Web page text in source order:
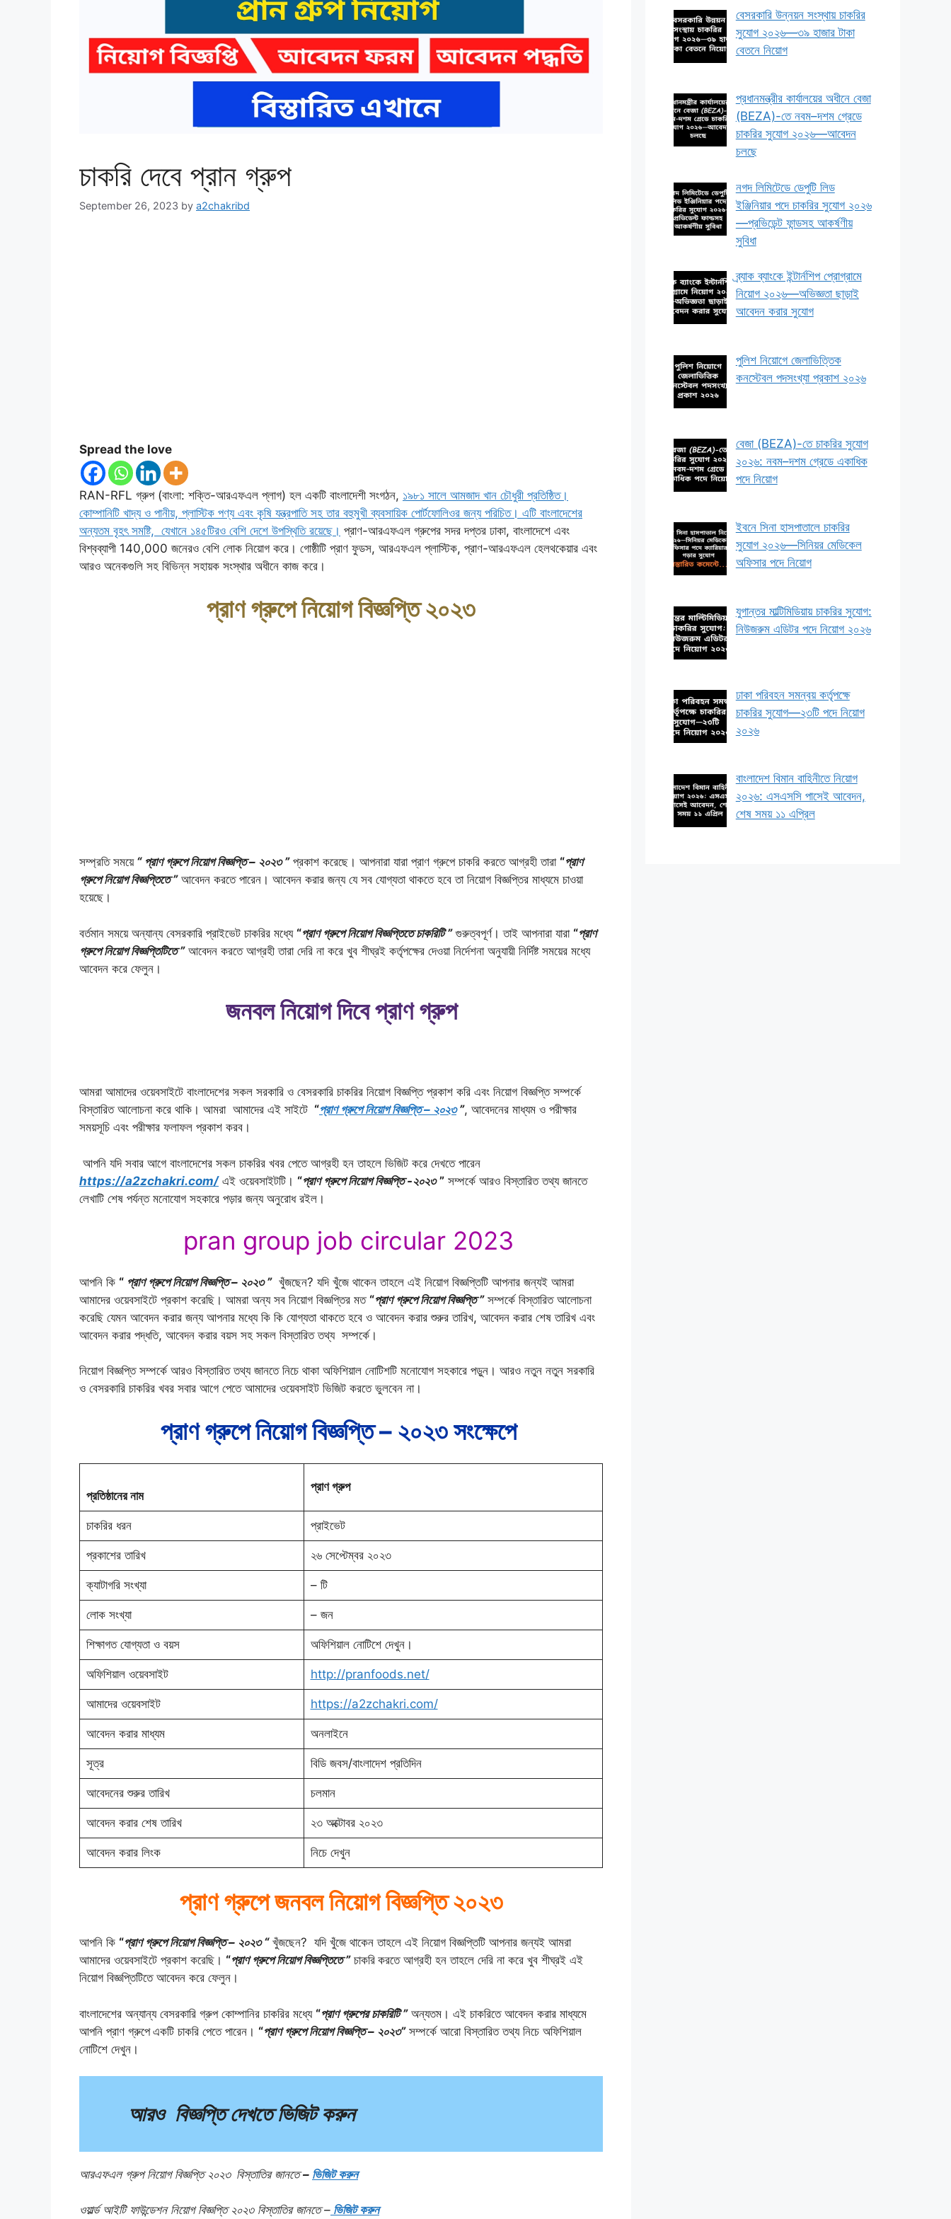
চাকরি দেবে প্রান গ্রুপ
September 26, 2023 by a2chakribd
Spread the love
RAN-RFL গ্রুপ (বাংলা: শক্তি-আরএফএল প্লাগ) হল একটি বাংলাদেশী সংগঠন, ১৯৮১ সালে আমজাদ খান চৌধুরী প্রতিষ্ঠিত।
কোম্পানিটি খাদ্য ও পানীয়, প্লাস্টিক পণ্য এবং কৃষি যন্ত্রপাতি সহ তার বহুমুখী ব্যবসায়িক পোর্টফোলিওর জন্য পরিচিত। এটি বাংলাদেশের
অন্যতম বৃহৎ সমষ্টি, যেখানে ১৪৫টিরও বেশি দেশে উপস্থিতি রয়েছে। প্রাণ-আরএফএল গ্রুপের সদর দপ্তর ঢাকা, বাংলাদেশে এবং
বিশ্বব্যাপী 140,000 জনেরও বেশি লোক নিয়োগ করে। গোষ্ঠীটি প্রাণ ফুডস, আরএফএল প্লাস্টিক, প্রাণ-আরএফএল হেলথকেয়ার এবং
আরও অনেকগুলি সহ বিভিন্ন সহায়ক সংস্থার অধীনে কাজ করে।
প্রাণ গ্রুপে নিয়োগ বিজ্ঞপ্তি ২০২৩
সম্প্রতি সময়ে “ প্রাণ গ্রুপে নিয়োগ বিজ্ঞপ্তি – ২০২৩ ”প্রকাশ করেছে। আপনারা যারা প্রাণ গ্রুপে চাকরি করতে আগ্রহী তারা “প্রাণ
গ্রুপে নিয়োগ বিজ্ঞপ্তিতে ”আবেদন করতে পারেন। আবেদন করার জন্য যে সব যোগ্যতা থাকতে হবে তা নিয়োগ বিজ্ঞপ্তির মাধ্যমে চাওয়া
হয়েছে।
বর্তমান সময়ে অন্যান্য বেসরকারি প্রাইভেট চাকরির মধ্যে “প্রাণ গ্রুপে নিয়োগ বিজ্ঞপ্তিতে চাকরিটি ”গুরুত্বপূর্ণ। তাই আপনারা যারা “প্রাণ
গ্রুপে নিয়োগ বিজ্ঞপ্তিটিতে ”আবেদন করতে আগ্রহী তারা দেরি না করে খুব শীঘ্রই কর্তৃপক্ষের দেওয়া নির্দেশনা অনুযায়ী নির্দিষ্ট সময়ের মধ্যে
আবেদন করে ফেলুন।
জনবল নিয়োগ দিবে প্রাণ গ্রুপ
আমরা আমাদের ওয়েবসাইটে বাংলাদেশের সকল সরকারি ও বেসরকারি চাকরির নিয়োগ বিজ্ঞপ্তি প্রকাশ করি এবং নিয়োগ বিজ্ঞপ্তি সম্পর্কে
বিস্তারিত আলোচনা করে থাকি। আমরা আমাদের এই সাইটে “প্রাণ গ্রুপে নিয়োগ বিজ্ঞপ্তি – ২০২৩”, আবেদনের মাধ্যম ও পরীক্ষার
সময়সূচি এবং পরীক্ষার ফলাফল প্রকাশ করব।
আপনি যদি সবার আগে বাংলাদেশের সকল চাকরির খবর পেতে আগ্রহী হন তাহলে ভিজিট করে দেখতে পারেন
https://a2zchakri.com/এই ওয়েবসাইটটি। “প্রাণ গ্রুপে নিয়োগ বিজ্ঞপ্তি -২০২৩ ” সম্পর্কে আরও বিস্তারিত তথ্য জানতে
লেখাটি শেষ পর্যন্ত মনোযোগ সহকারে পড়ার জন্য অনুরোধ রইল।
pran group job circular 2023
আপনি কি “ প্রাণ গ্রুপে নিয়োগ বিজ্ঞপ্তি – ২০২৩ ”খুঁজছেন? যদি খুঁজে থাকেন তাহলে এই নিয়োগ বিজ্ঞপ্তিটি আপনার জন্যই আমরা
আমাদের ওয়েবসাইটে প্রকাশ করেছি। আমরা অন্য সব নিয়োগ বিজ্ঞপ্তির মত “প্রাণ গ্রুপে নিয়োগ বিজ্ঞপ্তি ”সম্পর্কে বিস্তারিত আলোচনা
করেছি যেমন আবেদন করার জন্য আপনার মধ্যে কি কি যোগ্যতা থাকতে হবে ও আবেদন করার শুরুর তারিখ, আবেদন করার শেষ তারিখ এবং
আবেদন করার পদ্ধতি, আবেদন করার বয়স সহ সকল বিস্তারিত তথ্য সম্পর্কে।
নিয়োগ বিজ্ঞপ্তি সম্পর্কে আরও বিস্তারিত তথ্য জানতে নিচে থাকা অফিশিয়াল নোটিশটি মনোযোগ সহকারে পড়ুন। আরও নতুন নতুন সরকারি
ও বেসরকারি চাকরির খবর সবার আগে পেতে আমাদের ওয়েবসাইট ভিজিট করতে ভুলবেন না।
প্রাণ গ্রুপে নিয়োগ বিজ্ঞপ্তি – ২০২৩ সংক্ষেপে
প্রতিষ্ঠানের নাম
প্রাণ গ্রুপ
চাকরির ধরন প্রাইভেট
প্রকাশের তারিখ ২৬ সেপ্টেম্বর ২০২৩
ক্যাটাগরি সংখ্যা – টি
লোক সংখ্যা – জন
শিক্ষাগত যোগ্যতা ও বয়স অফিশিয়াল নোটিশে দেখুন।
অফিশিয়াল ওয়েবসাইট http://pranfoods.net/
আমাদের ওয়েবসাইট https://a2zchakri.com/
আবেদন করার মাধ্যম অনলাইনে
সূত্র বিডি জবস/বাংলাদেশ প্রতিদিন
আবেদনের শুরুর তারিখ চলমান
আবেদন করার শেষ তারিখ ২৩ অক্টোবর ২০২৩
আবেদন করার লিংক নিচে দেখুন
প্রাণ গ্রুপে জনবল নিয়োগ বিজ্ঞপ্তি ২০২৩
আপনি কি “প্রাণ গ্রুপে নিয়োগ বিজ্ঞপ্তি – ২০২৩ “খুঁজছেন? যদি খুঁজে থাকেন তাহলে এই নিয়োগ বিজ্ঞপ্তিটি আপনার জন্যই আমরা
আমাদের ওয়েবসাইটে প্রকাশ করেছি। “প্রাণ গ্রুপে নিয়োগ বিজ্ঞপ্তিতে ”চাকরি করতে আগ্রহী হন তাহলে দেরি না করে খুব শীঘ্রই এই
নিয়োগ বিজ্ঞপ্তিটিতে আবেদন করে ফেলুন।
বাংলাদেশের অন্যান্য বেসরকারি গ্রুপ কোম্পানির চাকরির মধ্যে “প্রাণ গ্রুপের চাকরিটি ”অন্যতম। এই চাকরিতে আবেদন করার মাধ্যমে
আপনি প্রাণ গ্রুপে একটি চাকরি পেতে পারেন। “প্রাণ গ্রুপে নিয়োগ বিজ্ঞপ্তি – ২০২৩”সম্পর্কে আরো বিস্তারিত তথ্য নিচে অফিশিয়াল
নোটিশে দেখুন।
আরও বিজ্ঞপ্তি দেখতে ভিজিট করুন
আরএফএল গ্রুপ নিয়োগ বিজ্ঞপ্তি ২০২৩ বিস্তাতির জানতে– ভিজিট করুন
ওয়ার্ল্ড আইটি ফাউন্ডেশন নিয়োগ বিজ্ঞপ্তি ২০২৩ বিস্তাতির জানতে – ভিজিট করুন
বেসরকারি উন্নয়ন সংস্থায় চাকরির
সুযোগ ২০২৬—৩৯ হাজার টাকা
বেতনে নিয়োগ
প্রধানমন্ত্রীর কার্যালয়ের অধীনে বেজা
(BEZA)-তে নবম–দশম গ্রেডে
চাকরির সুযোগ ২০২৬—আবেদন
চলছে
নগদ লিমিটেডে ডেপুটি লিড
ইঞ্জিনিয়ার পদে চাকরির সুযোগ ২০২৬
—প্রভিডেন্ট ফান্ডসহ আকর্ষণীয়
সুবিধা
ব্র্যাক ব্যাংকে ইন্টার্নশিপ প্রোগ্রামে
নিয়োগ ২০২৬—অভিজ্ঞতা ছাড়াই
আবেদন করার সুযোগ
পুলিশ নিয়োগে জেলাভিত্তিক
কনস্টেবল পদসংখ্যা প্রকাশ ২০২৬
বেজা (BEZA)-তে চাকরির সুযোগ
২০২৬: নবম–দশম গ্রেডে একাধিক
পদে নিয়োগ
ইবনে সিনা হাসপাতালে চাকরির
সুযোগ ২০২৬—সিনিয়র মেডিকেল
অফিসার পদে নিয়োগ
যুগান্তর মাল্টিমিডিয়ায় চাকরির সুযোগ:
নিউজরুম এডিটর পদে নিয়োগ ২০২৬
ঢাকা পরিবহন সমন্বয় কর্তৃপক্ষে
চাকরির সুযোগ—২৩টি পদে নিয়োগ
২০২৬
বাংলাদেশ বিমান বাহিনীতে নিয়োগ
২০২৬: এসএসসি পাসেই আবেদন,
শেষ সময় ১১ এপ্রিল